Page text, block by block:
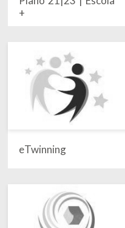
+
eTwinning